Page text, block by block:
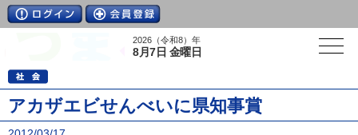
2026（令和8）年
8月7日 金曜日
アカザエビせんべいに県知事賞